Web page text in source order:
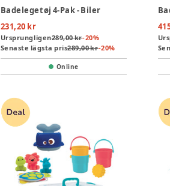
Badelegetøj 4-Pak - Biler
231,20 kr
Ursprungligen289,00 kr-20%
Senaste lägsta pris289,00 kr-20%
Online